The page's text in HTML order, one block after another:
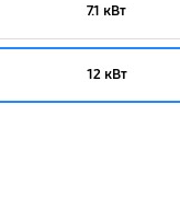
7.1 кВт
12 кВт